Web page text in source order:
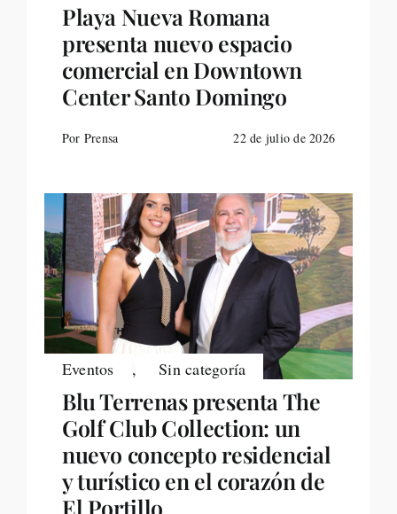
Playa Nueva Romana
presenta nuevo espacio
comercial en Downtown
Center Santo Domingo
Por Prensa 22 de julio de 2026
Eventos , Sin categoría
Blu Terrenas presenta The
Golf Club Collection: un
nuevo concepto residencial
y turístico en el corazón de
El Portillo